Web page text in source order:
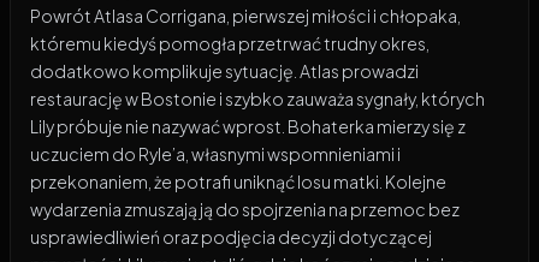
Powrót Atlasa Corrigana, pierwszej miłości i chłopaka,
któremu kiedyś pomogła przetrwać trudny okres,
dodatkowo komplikuje sytuację. Atlas prowadzi
restaurację w Bostonie i szybko zauważa sygnały, których
Lily próbuje nie nazywać wprost. Bohaterka mierzy się z
uczuciem do Ryle’a, własnymi wspomnieniami i
przekonaniem, że potrafi uniknąć losu matki. Kolejne
wydarzenia zmuszają ją do spojrzenia na przemoc bez
usprawiedliwień oraz podjęcia decyzji dotyczącej